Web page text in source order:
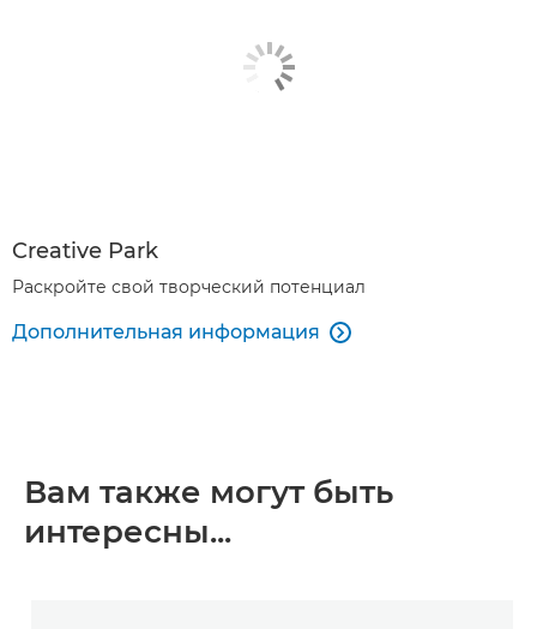
Creative Park
Раскройте свой творческий потенциал
Дополнительная информация 
Вам также могут быть
интересны...